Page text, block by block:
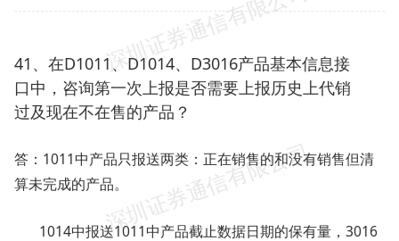
41、在D1011、D1014、D3016产品基本信息接
口中，咨询第一次上报是否需要上报历史上代销
过及现在不在售的产品？
答：1011中产品只报送两类：正在销售的和没有销售但清
算未完成的产品。
1014中报送1011中产品截止数据日期的保有量，3016